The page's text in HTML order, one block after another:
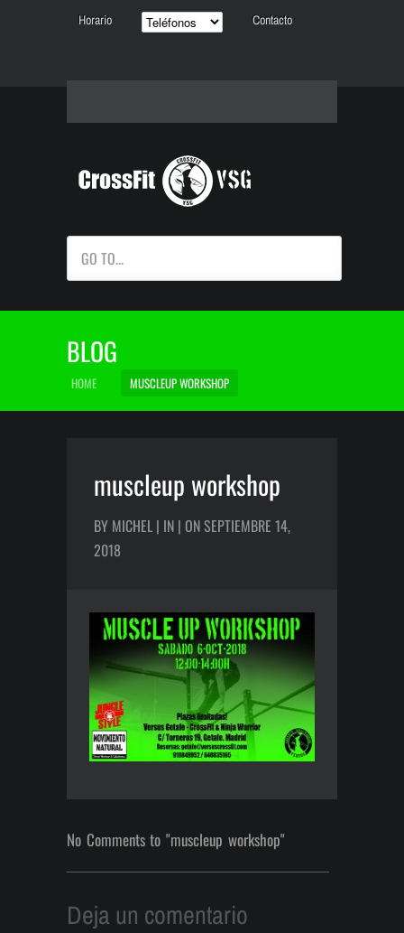
Horario Contacto
GO TO...
BLOG
HOME MUSCLEUP WORKSHOP
muscleup workshop
BY MICHEL | IN | ON SEPTIEMBRE 14,
2018
No Comments to "muscleup workshop"
Deja un comentario